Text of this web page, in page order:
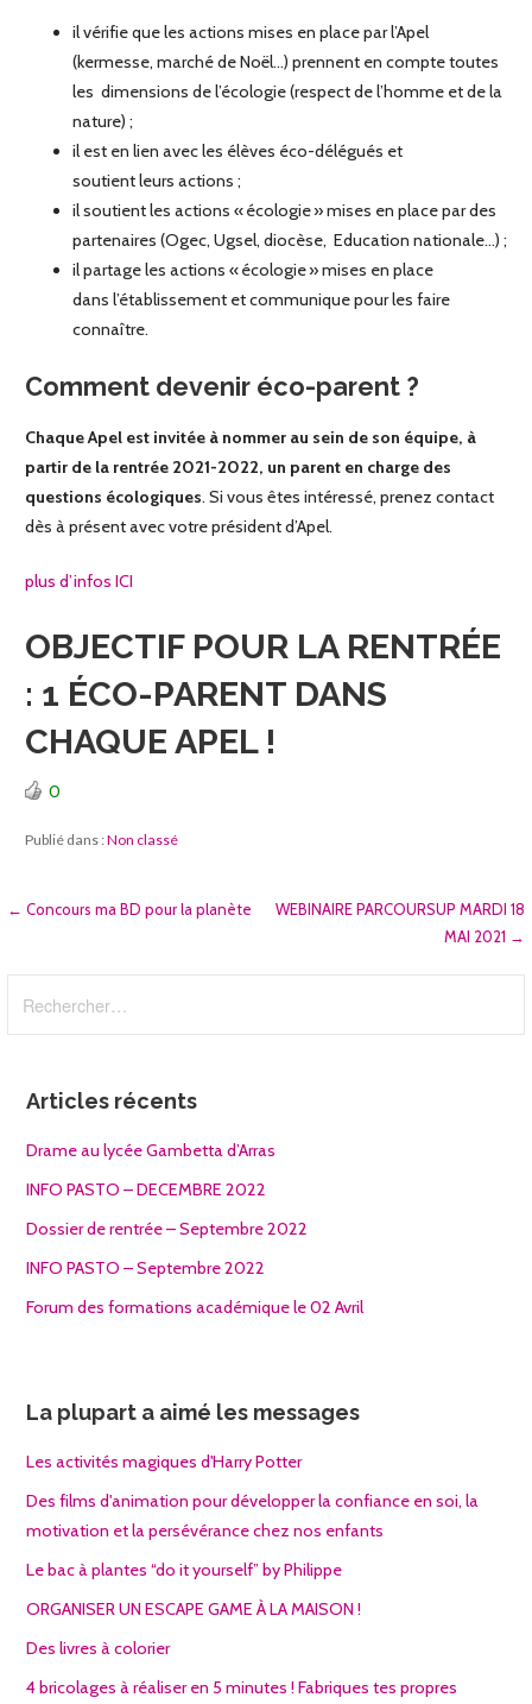
il vérifie que les actions mises en place par l’Apel
(kermesse, marché de Noël…) prennent en compte toutes
les dimensions de l’écologie (respect de l’homme et de la
nature) ;
il est en lien avec les élèves éco-délégués et
soutient leurs actions ;
il soutient les actions « écologie » mises en place par des
partenaires (Ogec, Ugsel, diocèse, Education nationale…) ;
il partage les actions « écologie » mises en place
dans l’établissement et communique pour les faire
connaître.
Comment devenir éco-parent ?
Chaque Apel est invitée à nommer au sein de son équipe, à
partir de la rentrée 2021-2022, un parent en charge des
questions écologiques. Si vous êtes intéressé, prenez contact
dès à présent avec votre président d’Apel.
plus d’infos ICI
OBJECTIF POUR LA RENTRÉE
: 1 ÉCO-PARENT DANS
CHAQUE APEL !
0
Publié dans :Non classé
Navigation
l’article
← Concours ma BD pour la planète
WEBINAIRE PARCOURSUP MARDI 18
MAI 2021 →
Articles récents
Drame au lycée Gambetta d’Arras
INFO PASTO – DECEMBRE 2022
Dossier de rentrée – Septembre 2022
INFO PASTO – Septembre 2022
Forum des formations académique le 02 Avril
La plupart a aimé les messages
Les activités magiques d'Harry Potter
Des films d'animation pour développer la confiance en soi, la
motivation et la persévérance chez nos enfants
Le bac à plantes “do it yourself” by Philippe
ORGANISER UN ESCAPE GAME À LA MAISON !
Des livres à colorier
4 bricolages à réaliser en 5 minutes ! Fabriques tes propres